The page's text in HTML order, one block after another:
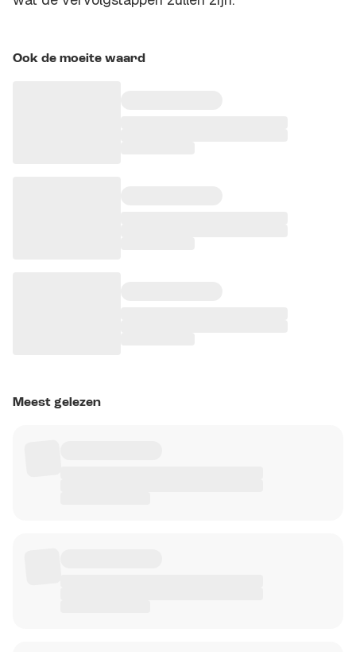
Ook de moeite waard
Meest gelezen